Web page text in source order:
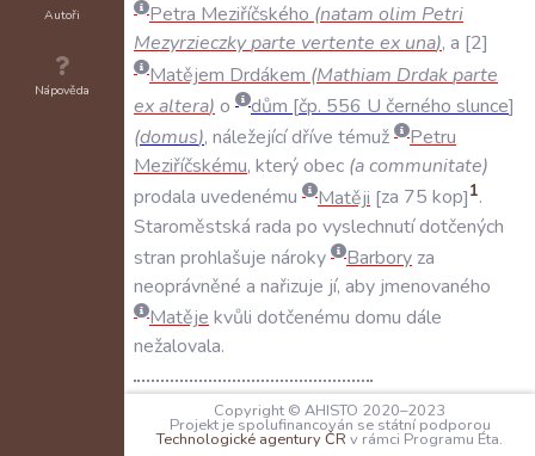
Autoři
Nápověda
Petra Meziříčského (natam olim Petri
Mezyrzieczkyparte vertente ex una), a 2
Matějem Drdákem (Mathiam Drdakparte
exaltera) o dům čp. 556 U černého slunce
(domus), náležejícídříve témuž
Petru
Meziříčskému, kterýobec (acommunitate)
prodala uvedenému Matěji za 75 kop 1.
Staroměstská rada po vyslechnutídotčených
stran prohlašuje nároky Barbory za
neoprávněné a nařizuje jí, aby jmenovaného
Matěje kvůli dotčenému domu dále
nežalovala.
1:↑K tomu blížeTomek 1866, s. 28 .
SVĚDKOVÉ:
Copyright © AHISTO 2020–2023
Projekt je spolufinancován se státní podporou
Technologické agentury ČR v rámci Programu Éta.